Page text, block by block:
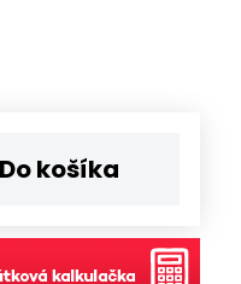
Do košíka